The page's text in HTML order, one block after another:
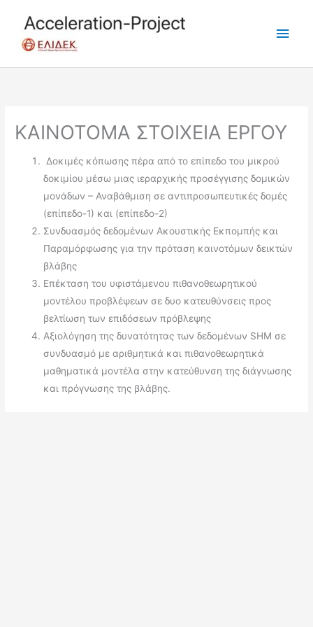
content
Main
ΚΑΙΝΟΤΟΜΑ ΣΤΟΙΧΕΙΑ ΕΡΓΟΥ
Δοκιμές κόπωσης πέρα από το επίπεδο του μικρού
δοκιμίου μέσω μιας ιεραρχικής προσέγγισης δομικών
μονάδων – Αναβάθμιση σε αντιπροσωπευτικές δομές
(επίπεδο-1) και (επίπεδο-2)
Συνδυασμός δεδομένων Ακουστικής Εκπομπής και
Παραμόρφωσης για την πρόταση καινοτόμων δεικτών
βλάβης
Επέκταση του υφιστάμενου πιθανοθεωρητικού
μοντέλου προβλέψεων σε δυο κατευθύνσεις προς
βελτίωση των επιδόσεων πρόβλεψης
Αξιολόγηση της δυνατότητας των δεδομένων SHM σε
συνδυασμό με αριθμητικά και πιθανοθεωρητικά
μαθηματικά μοντέλα στην κατεύθυνση της διάγνωσης
και πρόγνωσης της βλάβης.